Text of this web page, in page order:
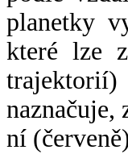
planetky
které lze
trajektorií)
naznačuje,
ní